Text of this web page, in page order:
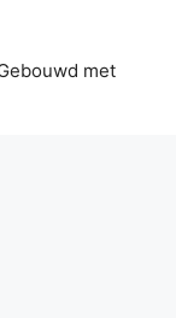
met